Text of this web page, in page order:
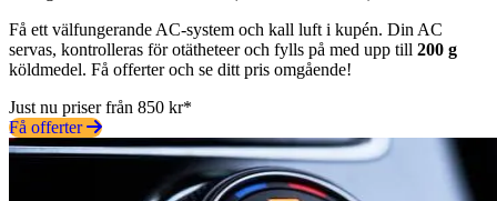
Få ett välfungerande AC-system och kall luft i kupén. Din AC
servas, kontrolleras för otätheteer och fylls på med upp till 200 g
köldmedel. Få offerter och se ditt pris omgående!
Just nu priser från 850 kr*
Få offerter